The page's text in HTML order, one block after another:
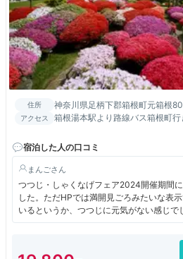
住所 神奈川県足柄下郡箱根町元箱根80
アクセス
箱根湯本駅より路線バス箱根町
宿泊した人の口コミ
まんご
つつじ・しゃくなげフェア2024開催期間
した。ただHPでは満開見ごろみたいな表
いるというか、つつじに元気がない感じで
緒にみえて、それはちょっと感動でした。